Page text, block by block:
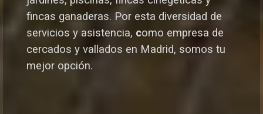
fincas ganaderas. Por esta diversidad de
servicios y asistencia, como empresa de
cercados y vallados en Madrid, somos tu
mejor opción.